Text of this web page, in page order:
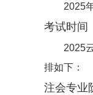
2025
考试时间
2025
排如下：
注会专业